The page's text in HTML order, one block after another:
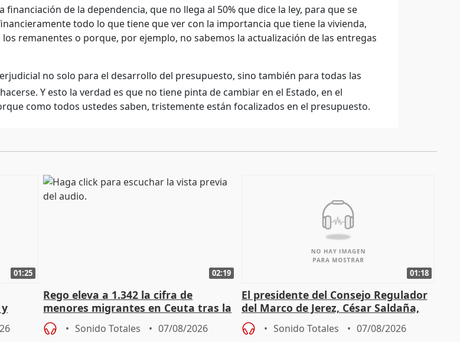
de la dependencia, que no llega al 50% que dice la ley, para que se
todo lo que tiene que ver con la importancia que tiene la vivienda,
remanentes o porque, por ejemplo, no sabemos la actualización de las entregas
no solo para el desarrollo del presupuesto, sino también para todas las
Y esto la verdad es que no tiene pinta de cambiar en el Estado, en el
como todos ustedes saben, tristemente están focalizados en el presupuesto.
01:25
con
02:19
Rego eleva a 1.342 la cifra de
menores migrantes en Ceuta tras la
entrada masiva
Sonido Totales 07/08/2026
01:18
El presidente del Consejo Regulador
del Marco de Jerez, César Saldaña,
sobre exportaciones
Sonido Totales 07/08/2026